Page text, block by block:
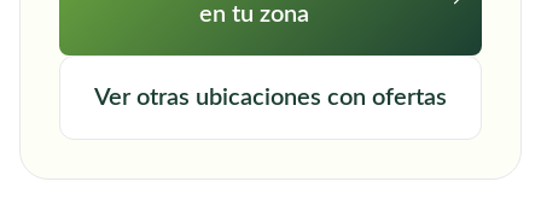
en tu zona
Ver otras ubicaciones con ofertas